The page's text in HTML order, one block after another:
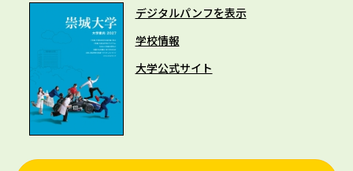
デジタルパンフを表示
学校情報
大学公式サイト